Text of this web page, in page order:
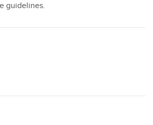
guidelines.